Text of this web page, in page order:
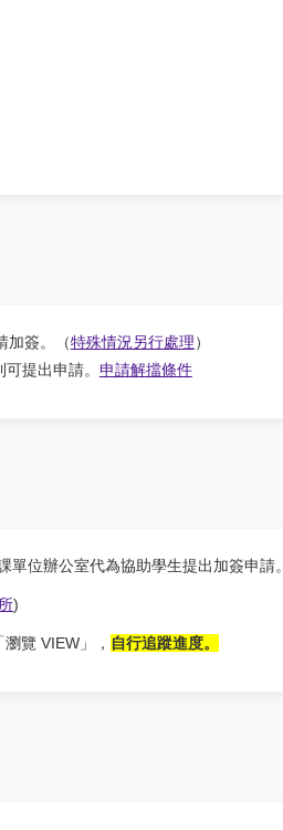
加簽。（特殊情況另行處理）
提出申請。 申請解擋條件
位辦公室代為協助學生提出加簽申請。
)
覽 VIEW」， 自行追蹤進度。